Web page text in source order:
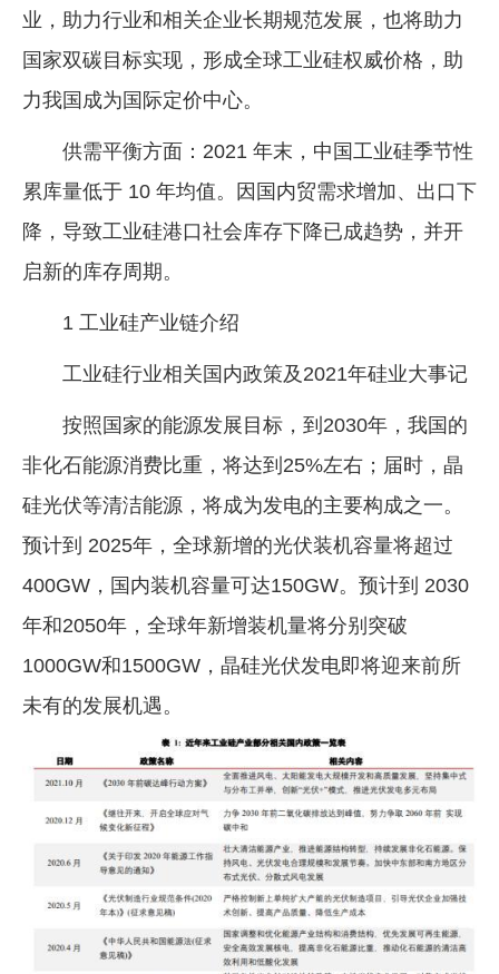
业，助力行业和相关企业长期规范发展，也将助力
国家双碳目标实现，形成全球工业硅权威价格，助
力我国成为国际定价中心。
供需平衡方面：2021 年末，中国工业硅季节性
累库量低于 10 年均值。因国内贸需求增加、出口下
降，导致工业硅港口社会库存下降已成趋势，并开
启新的库存周期。
1 工业硅产业链介绍
工业硅行业相关国内政策及2021年硅业大事记
按照国家的能源发展目标，到2030年，我国的
非化石能源消费比重，将达到25%左右；届时，晶
硅光伏等清洁能源，将成为发电的主要构成之一。
预计到 2025年，全球新增的光伏装机容量将超过
400GW，国内装机容量可达150GW。预计到 2030
年和2050年，全球年新增装机量将分别突破
1000GW和1500GW，晶硅光伏发电即将迎来前所
未有的发展机遇。